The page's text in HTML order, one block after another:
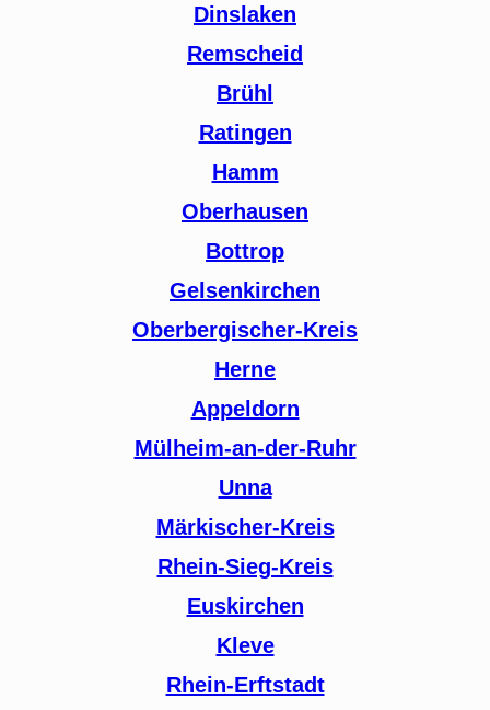
Dinslaken
Remscheid
Brühl
Ratingen
Hamm
Oberhausen
Bottrop
Gelsenkirchen
Oberbergischer-Kreis
Herne
Appeldorn
Mülheim-an-der-Ruhr
Unna
Märkischer-Kreis
Rhein-Sieg-Kreis
Euskirchen
Kleve
Rhein-Erftstadt